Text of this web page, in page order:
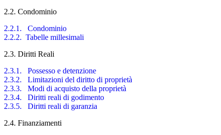
2.2. Condominio
2.2.1. Condominio
2.2.2. Tabelle millesimali
2.3. Diritti Reali
2.3.1. Possesso e detenzione
2.3.2. Limitazioni del diritto di proprietà
2.3.3. Modi di acquisto della proprietà
2.3.4. Diritti reali di godimento
2.3.5. Diritti reali di garanzia
2.4. Finanziamenti